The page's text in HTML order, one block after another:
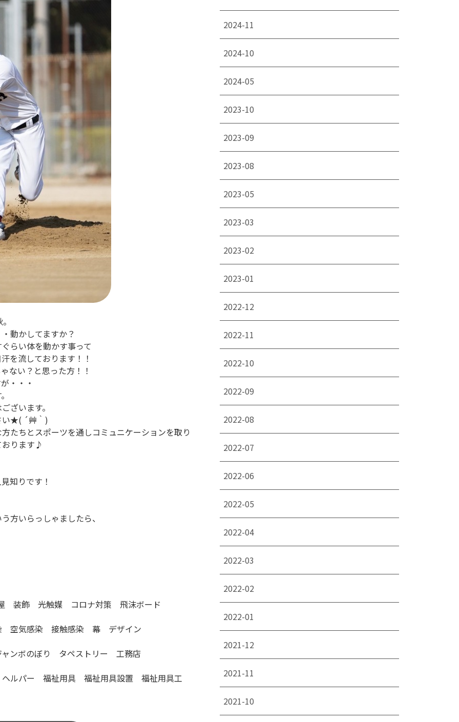
動かしてますか？
らい体を動かす事って
を流しております！！
ない？と思った方！！
・・・
ざいます。
い★( ´艸｀)
たちとスポーツを通しコミュニケーションを取り
おります♪
知りです！
方いらっしゃましたら、
装飾 光触媒 コロナ対策 飛沫ボード
空気感染 接触感染 幕 デザイン
ンボのぼり タペストリー 工務店
ルパー 福祉用具 福祉用具設置 福祉用具工
2024-11
2024-10
2024-05
2023-10
2023-09
2023-08
2023-05
2023-03
2023-02
2023-01
2022-12
2022-11
2022-10
2022-09
2022-08
2022-07
2022-06
2022-05
2022-04
2022-03
2022-02
2022-01
2021-12
2021-11
2021-10